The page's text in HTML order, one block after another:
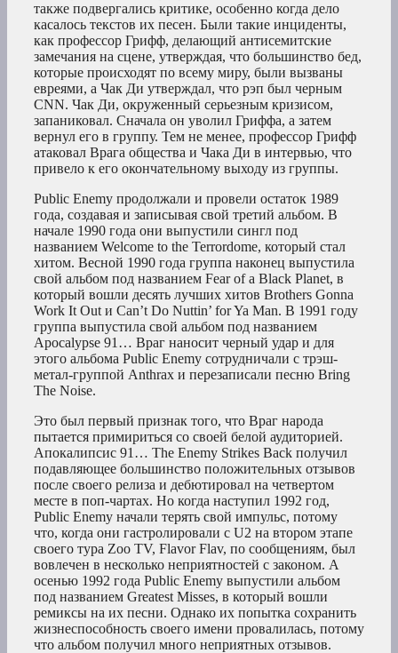
также подвергались критике, особенно когда дело
касалось текстов их песен. Были такие инциденты,
как профессор Грифф, делающий антисемитские
замечания на сцене, утверждая, что большинство бед,
которые происходят по всему миру, были вызваны
евреями, а Чак Ди утверждал, что рэп был черным
CNN. Чак Ди, окруженный серьезным кризисом,
запаниковал. Сначала он уволил Гриффа, а затем
вернул его в группу. Тем не менее, профессор Грифф
атаковал Врага общества и Чака Ди в интервью, что
привело к его окончательному выходу из группы.
Public Enemy продолжали и провели остаток 1989
года, создавая и записывая свой третий альбом. В
начале 1990 года они выпустили сингл под
названием Welcome to the Terrordome, который стал
хитом. Весной 1990 года группа наконец выпустила
свой альбом под названием Fear of a Black Planet, в
который вошли десять лучших хитов Brothers Gonna
Work It Out и Can’t Do Nuttin’ for Ya Man. В 1991 году
группа выпустила свой альбом под названием
Apocalypse 91… Враг наносит черный удар и для
этого альбома Public Enemy сотрудничали с трэш-
метал-группой Anthrax и перезаписали песню Bring
The Noise.
Это был первый признак того, что Враг народа
пытается примириться со своей белой аудиторией.
Апокалипсис 91… The Enemy Strikes Back получил
подавляющее большинство положительных отзывов
после своего релиза и дебютировал на четвертом
месте в поп-чартах. Но когда наступил 1992 год,
Public Enemy начали терять свой импульс, потому
что, когда они гастролировали с U2 на втором этапе
своего тура Zoo TV, Flavor Flav, по сообщениям, был
вовлечен в несколько неприятностей с законом. А
осенью 1992 года Public Enemy выпустили альбом
под названием Greatest Misses, в который вошли
ремиксы на их песни. Однако их попытка сохранить
жизнеспособность своего имени провалилась, потому
что альбом получил много неприятных отзывов.